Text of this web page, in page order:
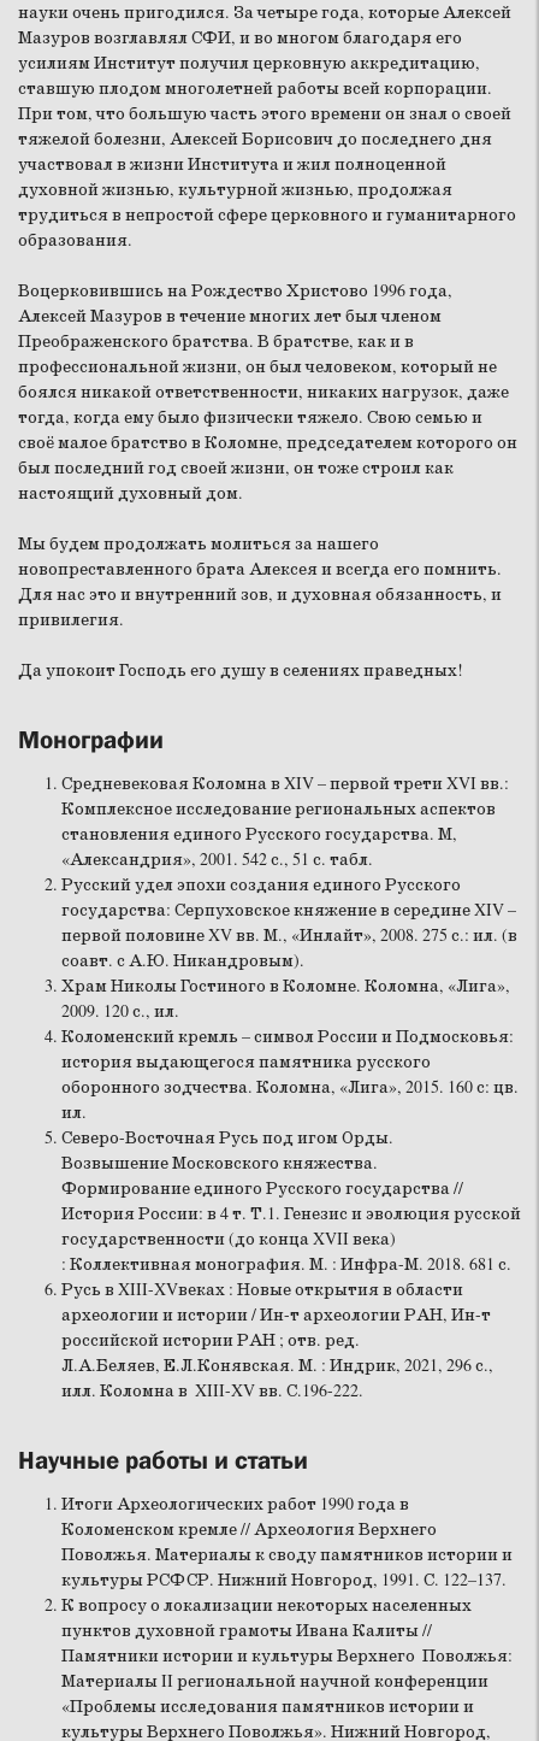
науки очень пригодился. За четыре года, которые Алексей
Мазуров возглавлял СФИ, и во многом благодаря его
усилиям Институт получил церковную аккредитацию,
ставшую плодом многолетней работы всей корпорации.
При том, что большую часть этого времени он знал о своей
тяжелой болезни, Алексей Борисович до последнего дня
участвовал в жизни Института и жил полноценной
духовной жизнью, культурной жизнью, продолжая
трудиться в непростой сфере церковного и гуманитарного
образования.
Воцерковившись на Рождество Христово 1996 года,
Алексей Мазуров в течение многих лет был членом
Преображенского братства. В братстве, как и в
профессиональной жизни, он был человеком, который не
боялся никакой ответственности, никаких нагрузок, даже
тогда, когда ему было физически тяжело. Свою семью и
своё малое братство в Коломне, председателем которого он
был последний год своей жизни, он тоже строил как
настоящий духовный дом.
Мы будем продолжать молиться за нашего
новопреставленного брата Алексея и всегда его помнить.
Для нас это и внутренний зов, и духовная обязанность, и
привилегия.
Да упокоит Господь его душу в селениях праведных!
Монографии
Средневековая Коломна в XIV – первой трети XVI вв.:
Комплексное исследование региональных аспектов
становления единого Русского государства. М,
«Александрия», 2001. 542 с., 51 с. табл.
Русский удел эпохи создания единого Русского
государства: Серпуховское княжение в середине XIV –
первой половине XV вв. М., «Инлайт», 2008. 275 с.: ил. (в
соавт. с А.Ю. Никандровым).
Храм Николы Гостиного в Коломне. Коломна, «Лига»,
2009. 120 с., ил.
Коломенский кремль – символ России и Подмосковья:
история выдающегося памятника русского
оборонного зодчества. Коломна, «Лига», 2015. 160 с: цв.
ил.
Северо-Восточная Русь под игом Орды.
Возвышение Московского княжества.
Формирование единого Русского государства //
История России: в 4 т. Т.1. Генезис и эволюция русской
государственности (до конца XVII века)
: Коллективная монография. М. : Инфра-М. 2018. 681 с.
Русь в XIII-XVвеках : Новые открытия в области
археологии и истории / Ин-т археологии РАН, Ин-т
российской истории РАН ; отв. ред.
Л.А.Беляев, Е.Л.Конявская. М. : Индрик, 2021, 296 с.,
илл. Коломна в XIII-XV вв. С.196-222.
Научные работы и статьи
Итоги Археологических работ 1990 года в
Коломенском кремле // Археология Верхнего
Поволжья. Материалы к своду памятников истории и
культуры РСФСР. Нижний Новгород, 1991. С. 122–137.
К вопросу о локализации некоторых населенных
пунктов духовной грамоты Ивана Калиты //
Памятники истории и культуры Верхнего Поволжья:
Материалы II региональной научной конференции
«Проблемы исследования памятников истории и
культуры Верхнего Поволжья». Нижний Новгород,